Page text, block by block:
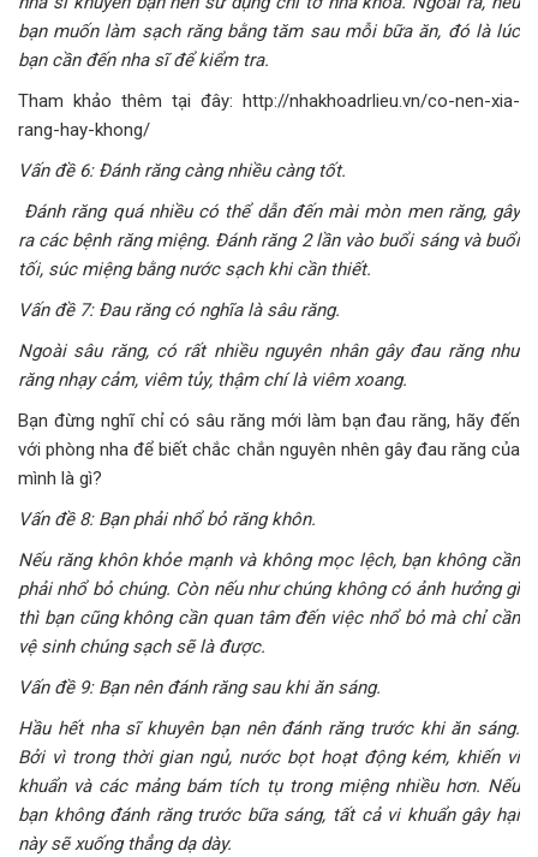
bạn muốn làm sạch răng bằng tăm sau mỗi bữa ăn, đó là lúc
bạn cần đến nha sĩ để kiểm tra.
Tham khảo thêm tại đây: http://nhakhoadrlieu.vn/co-nen-xia-
rang-hay-khong/
Vấn đề 6: Đánh răng càng nhiều càng tốt.
Đánh răng quá nhiều có thể dẫn đến mài mòn men răng, gây
ra các bệnh răng miệng. Đánh răng 2 lần vào buổi sáng và buổi
tối, súc miệng bằng nước sạch khi cần thiết.
Vấn đề 7: Đau răng có nghĩa là sâu răng.
Ngoài sâu răng, có rất nhiều nguyên nhân gây đau răng như
răng nhạy cảm, viêm tủy, thậm chí là viêm xoang.
Bạn đừng nghĩ chỉ có sâu răng mới làm bạn đau răng, hãy đến
với phòng nha để biết chắc chắn nguyên nhên gây đau răng của
mình là gì?
Vấn đề 8: Bạn phải nhổ bỏ răng khôn.
Nếu răng khôn khỏe mạnh và không mọc lệch, bạn không cần
phải nhổ bỏ chúng. Còn nếu như chúng không có ảnh hưởng gì
thì bạn cũng không cần quan tâm đến việc nhổ bỏ mà chỉ cần
vệ sinh chúng sạch sẽ là được.
Vấn đề 9: Bạn nên đánh răng sau khi ăn sáng.
Hầu hết nha sĩ khuyên bạn nên đánh răng trước khi ăn sáng.
Bởi vì trong thời gian ngủ, nước bọt hoạt động kém, khiến vi
khuẩn và các mảng bám tích tụ trong miệng nhiều hơn. Nếu
bạn không đánh răng trước bữa sáng, tất cả vi khuẩn gây hại
này sẽ xuống thẳng dạ dày.